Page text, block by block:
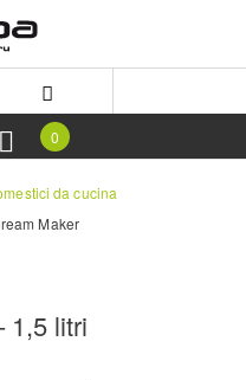
0
da cucina
Maker
1,5 litri